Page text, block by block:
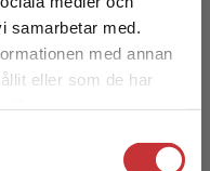
samarbetar med.
med annan
eller som de har
utanför Sverige.
Sverige. För